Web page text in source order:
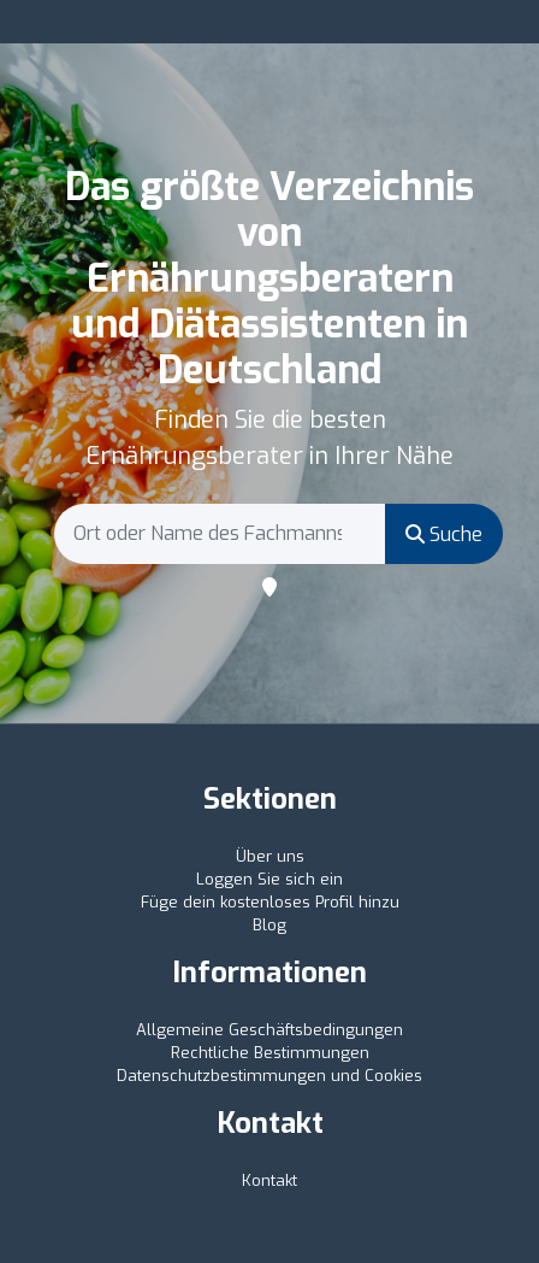
Das größte Verzeichnis
von
Ernährungsberatern
und Diätassistenten in
Deutschland
Finden Sie die besten
Ernährungsberater in Ihrer Nähe
Suche
Sektionen
Über uns
Loggen Sie sich ein
Füge dein kostenloses Profil hinzu
Blog
Informationen
Allgemeine Geschäftsbedingungen
Rechtliche Bestimmungen
Datenschutzbestimmungen und Cookies
Kontakt
Kontakt